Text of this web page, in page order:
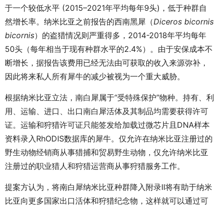
于一个较低水平 (2015–2021年平均每年9头)，低于种群自
然增长率。纳米比亚之前报告的西南黑犀（Diceros bicornis
bicornis）的盗猎情况则严重得多，2014-2018年平均每年
50头（每年相当于现有种群水平的2.4%）。由于安保成本不
断增长，据报告该费用已经无法由可获取的收入来源弥补，
因此将来私人所有犀牛的减少被视为一个重大威胁。
根据纳米比亚立法，南白犀属于“受特殊保护”物种。持有、利
用、运输、进口、出口南白犀活体及其制品均需要获得许可
证。运输和狩猎许可证只能签发给加载过微芯片且DNA样本
资料录入RhODIS数据库的犀牛。仅允许在纳米比亚注册过的
野生动物经销商从事猎捕和贸易野生动物，仅允许纳米比亚
注册过的职业猎人和狩猎运营商从事狩猎服务工作。
提案方认为，将南白犀纳米比亚种群降入附录II将有助于纳米
比亚向更多国家出口活体和狩猎纪念物，这样就可以通过可